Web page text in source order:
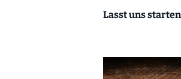
Lasst uns